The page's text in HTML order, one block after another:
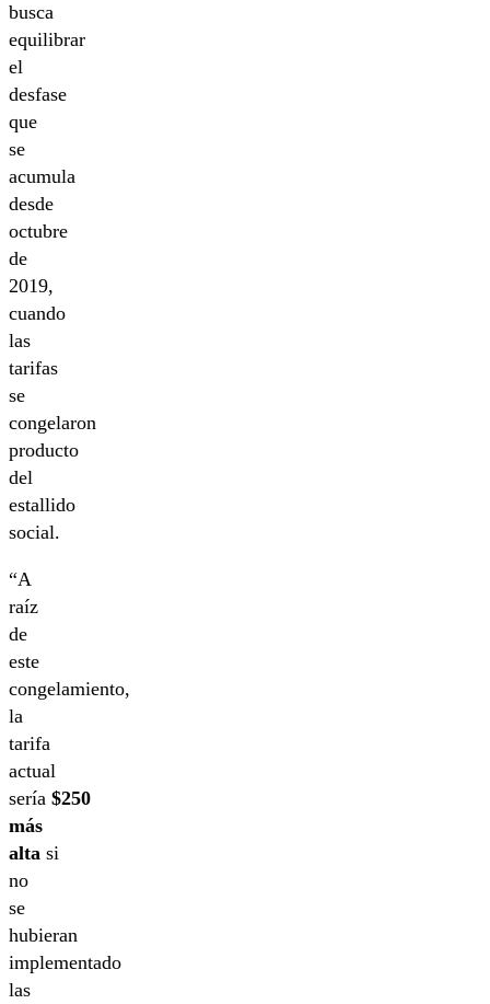
busca
equilibrar
el
desfase
que
se
acumula
desde
octubre
de
2019,
cuando
las
tarifas
se
congelaron
producto
del
estallido
social.
“A
raíz
de
este
congelamiento,
la
tarifa
actual
sería $250
más
alta si
no
se
hubieran
implementado
las